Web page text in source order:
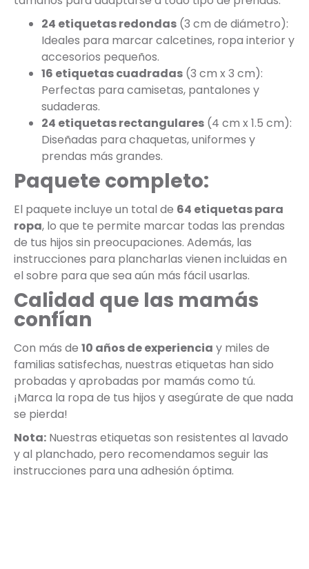
24 etiquetas redondas (3 cm de diámetro):
Ideales para marcar calcetines, ropa interior y
accesorios pequeños.
16 etiquetas cuadradas (3 cm x 3 cm):
Perfectas para camisetas, pantalones y
sudaderas.
24 etiquetas rectangulares (4 cm x 1.5 cm):
Diseñadas para chaquetas, uniformes y
prendas más grandes.
Paquete completo:
El paquete incluye un total de 64 etiquetas para
ropa, lo que te permite marcar todas las prendas
de tus hijos sin preocupaciones. Además, las
instrucciones para plancharlas vienen incluidas en
el sobre para que sea aún más fácil usarlas.
Calidad que las mamás
confían
Con más de 10 años de experiencia y miles de
familias satisfechas, nuestras etiquetas han sido
probadas y aprobadas por mamás como tú.
¡Marca la ropa de tus hijos y asegúrate de que nada
se pierda!
Nota: Nuestras etiquetas son resistentes al lavado
y al planchado, pero recomendamos seguir las
instrucciones para una adhesión óptima.